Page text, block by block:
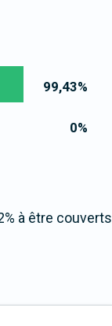
99,43%
0%
à être couverts